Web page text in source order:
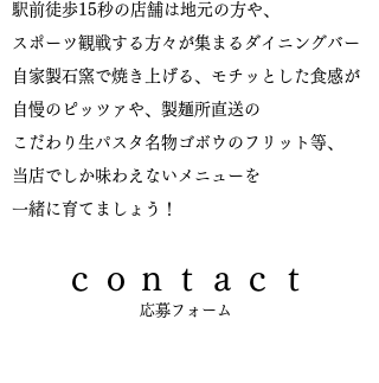
駅前徒歩15秒の店舗は地元の方や、
スポーツ観戦する方々が集まるダイニングバー
自家製石窯で焼き上げる、モチッとした食感が
自慢のピッツァや、製麺所直送の
こだわり生パスタ名物ゴボウのフリット等、
当店でしか味わえないメニューを
一緒に育てましょう！
​ｃｏｎｔａｃｔ
​応募フォーム